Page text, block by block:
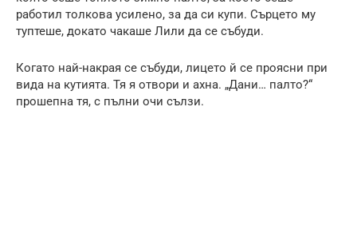
работил толкова усилено, за да си купи. Сърцето му
туптеше, докато чакаше Лили да се събуди.
Когато най-накрая се събуди, лицето й се проясни при
вида на кутията. Тя я отвори и ахна. „Дани… палто?“
прошепна тя, с пълни очи сълзи.